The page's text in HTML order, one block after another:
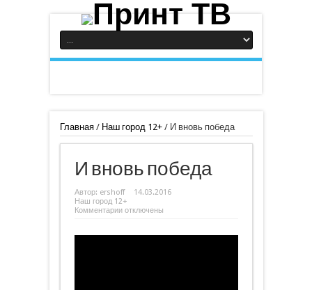
Главная/ Наш город 12+/ И вновь победа
И вновь победа
Автор: ershoff
14.03.2016
Наш город 12+
Комментариик
вновь
отключены